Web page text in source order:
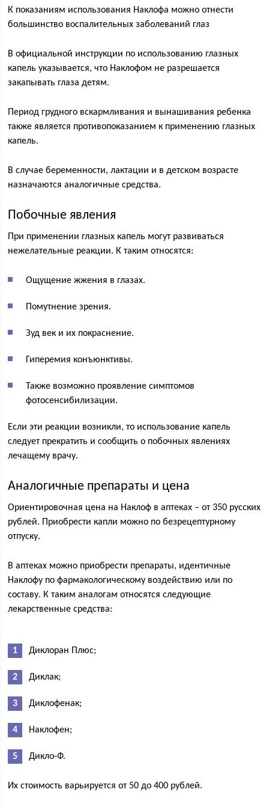
К показаниям использования Наклофа можно отнести
большинство воспалительных заболеваний глаз
В официальной инструкции по использованию глазных
капель указывается, что Наклофом не разрешается
закапывать глаза детям.
Период грудного вскармливания и вынашивания ребенка
также является противопоказанием к применению глазных
капель.
В случае беременности, лактации и в детском возрасте
назначаются аналогичные средства.
Побочные явления
При применении глазных капель могут развиваться
нежелательные реакции. К таким относятся:
Ощущение жжения в глазах.
Помутнение зрения.
Зуд век и их покраснение.
Гиперемия конъюнктивы.
Также возможно проявление симптомов
фотосенсибилизации.
Если эти реакции возникли, то использование капель
следует прекратить и сообщить о побочных явлениях
лечащему врачу.
Аналогичные препараты и цена
Ориентировочная цена на Наклоф в аптеках – от 350 русских
рублей. Приобрести капли можно по безрецептурному
отпуску.
В аптеках можно приобрести препараты, идентичные
Наклофу по фармакологическому воздействию или по
составу. К таким аналогам относятся следующие
лекарственные средства:
Диклоран Плюс;
Диклак;
Диклофенак;
Наклофен;
Дикло-Ф.
Их стоимость варьируется от 50 до 400 рублей.